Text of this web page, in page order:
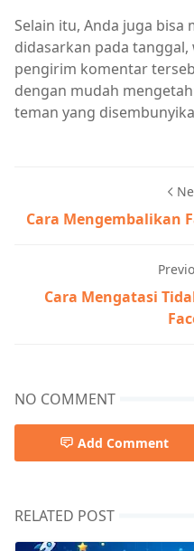
Selain itu, Anda juga bisa
didasarkan pada
pengirim komentar
dengan mudah
teman yang
Cara Mengembalikan
Cara Mengatasi
NO COMMENT
Add Comment
RELATED POST